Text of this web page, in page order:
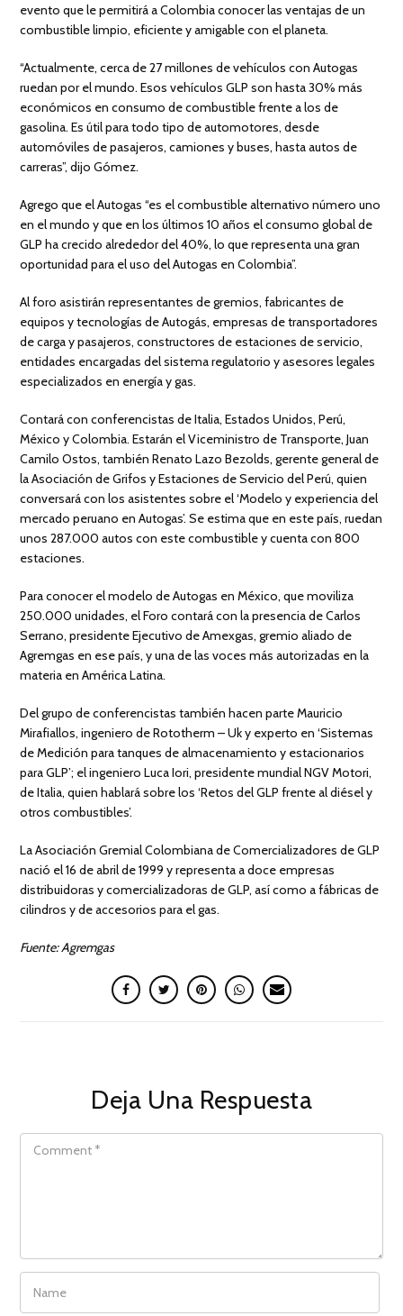
evento que le permitirá a Colombia conocer las ventajas de un
combustible limpio, eficiente y amigable con el planeta.
“Actualmente, cerca de 27 millones de vehículos con Autogas
ruedan por el mundo. Esos vehículos GLP son hasta 30% más
económicos en consumo de combustible frente a los de
gasolina. Es útil para todo tipo de automotores, desde
automóviles de pasajeros, camiones y buses, hasta autos de
carreras”, dijo Gómez.
Agrego que el Autogas “es el combustible alternativo número uno
en el mundo y que en los últimos 10 años el consumo global de
GLP ha crecido alrededor del 40%, lo que representa una gran
oportunidad para el uso del Autogas en Colombia”.
Al foro asistirán representantes de gremios, fabricantes de
equipos y tecnologías de Autogás, empresas de transportadores
de carga y pasajeros, constructores de estaciones de servicio,
entidades encargadas del sistema regulatorio y asesores legales
especializados en energía y gas.
Contará con conferencistas de Italia, Estados Unidos, Perú,
México y Colombia. Estarán el Viceministro de Transporte, Juan
Camilo Ostos, también Renato Lazo Bezolds, gerente general de
la Asociación de Grifos y Estaciones de Servicio del Perú, quien
conversará con los asistentes sobre el ‘Modelo y experiencia del
mercado peruano en Autogas’. Se estima que en este país, ruedan
unos 287.000 autos con este combustible y cuenta con 800
estaciones.
Para conocer el modelo de Autogas en México, que moviliza
250.000 unidades, el Foro contará con la presencia de Carlos
Serrano, presidente Ejecutivo de Amexgas, gremio aliado de
Agremgas en ese país, y una de las voces más autorizadas en la
materia en América Latina.
Del grupo de conferencistas también hacen parte Mauricio
Mirafiallos, ingeniero de Rototherm – Uk y experto en ‘Sistemas
de Medición para tanques de almacenamiento y estacionarios
para GLP’; el ingeniero Luca Iori, presidente mundial NGV Motori,
de Italia, quien hablará sobre los ‘Retos del GLP frente al diésel y
otros combustibles’.
La Asociación Gremial Colombiana de Comercializadores de GLP
nació el 16 de abril de 1999 y representa a doce empresas
distribuidoras y comercializadoras de GLP, así como a fábricas de
cilindros y de accesorios para el gas.
Fuente: Agremgas
Deja Una Respuesta
COMMENT
NAME